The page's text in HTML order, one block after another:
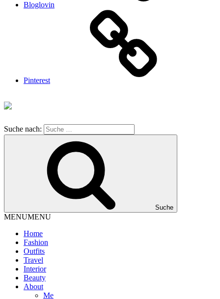
Bloglovin
Pinterest
Suche nach:
Suche
MENUMENU
Home
Fashion
Outfits
Travel
Interior
Beauty
About
Me